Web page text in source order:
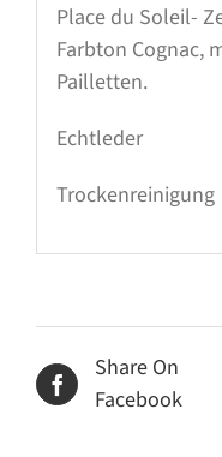
Place du Soleil-
Farbton Cognac,
Pailletten.
Echtleder
Trockenreinigung
Share On
Facebook